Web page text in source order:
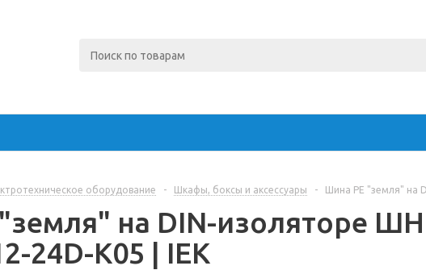
оборудование - Шкафы, боксы и аксессуары - Шина PE "земля" на
на DIN-изоляторе
24D-K05 | IEK